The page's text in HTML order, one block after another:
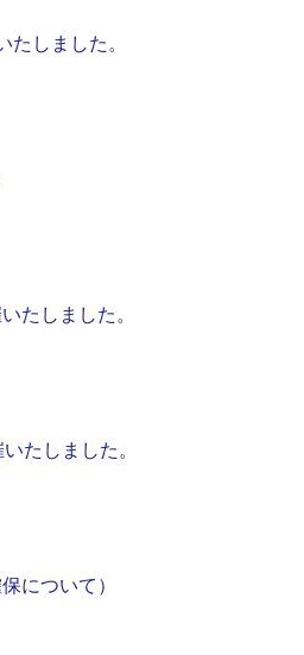
たしました。
たしました。
たしました。
について）